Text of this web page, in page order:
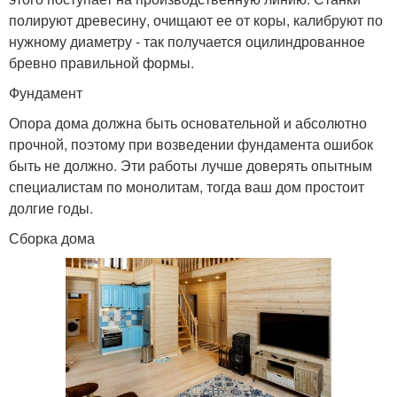
полируют древесину, очищают ее от коры, калибруют по
нужному диаметру - так получается оцилиндрованное
бревно правильной формы.
Фундамент
Опора дома должна быть основательной и абсолютно
прочной, поэтому при возведении фундамента ошибок
быть не должно. Эти работы лучше доверять опытным
специалистам по монолитам, тогда ваш дом простоит
долгие годы.
Сборка дома